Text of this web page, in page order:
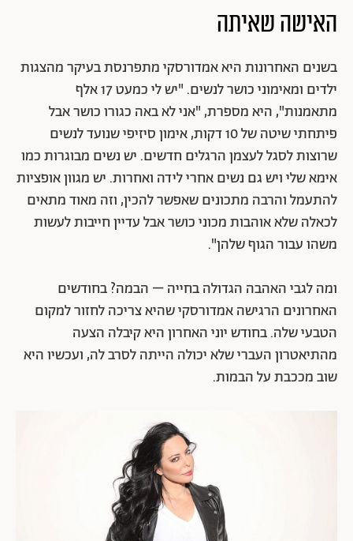
האישה שאיתה
בשנים האחרונות היא אמדורסקי מתפרנסת בעיקר מהצגות
ילדים ומאימוני כושר לנשים. "יש לי כמעט 17 אלף
מתאמנות", היא מספרת, "אני לא באה כגורו כושר אבל
פיתחתי שיטה של 10 דקות, אימון סיזיפי שנועד לנשים
שרוצות לסגל לעצמן הרגלים חדשים. יש נשים מבוגרות כמו
אימא שלי ויש גם נשים אחרי לידה ואחרות. יש מגוון אופציות
להתעמל והרבה מתכונים שאפשר להכין, וזה מאוד מתאים
לכאלה שלא אוהבות מכוני כושר אבל עדיין חייבות לעשות
משהו עבור הגוף שלהן".
ומה לגבי האהבה הגדולה בחייה – הבמה? בחודשים
האחרונים הרגישה אמדורסקי שהיא צריכה לחזור למקום
הטבעי שלה. בחודש יוני האחרון היא קיבלה הצעה
מהתיאטרון העברי שלא יכולה הייתה לסרב לה, ועכשיו היא
שוב מככבת על הבמות.